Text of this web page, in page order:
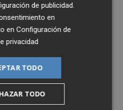
de publicidad
en
enConfiguración de
privacidad
TODO
TODO